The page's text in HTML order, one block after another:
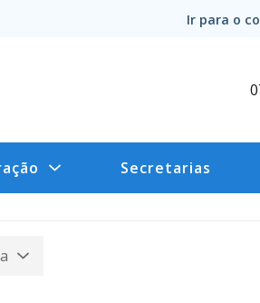
Ir para o
Secretarias